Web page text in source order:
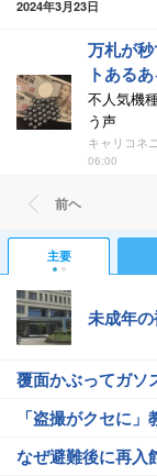
2024年3月23日
万札が
トある
不人気機
う声
キャリコネ
06:00
前ヘ
主要
未成年
覆面かぶってガソ
「盗撮がクセに
なぜ避難後に再入